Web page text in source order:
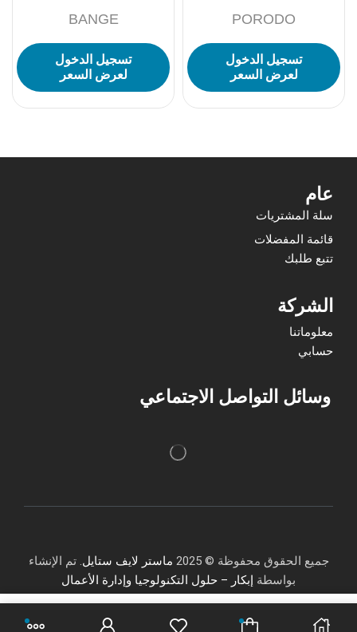
PORODO
تسجيل الدخول
لعرض السعر
BANGE
تسجيل الدخول
لعرض السعر
عام
سلة المشتريات
قائمة المفضلات
تتبع طلبك
الشركة
معلوماتنا
حسابي
وسائل التواصل الاجتماعي
جميع الحقوق محفوظة © 2025 ماستر لايف ستايل. تم الإنشاء
بواسطة إبكار – حلول التكنولوجيا وإدارة الأعمال